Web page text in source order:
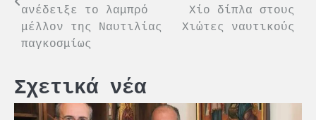
ανέδειξε το λαμπρό
μέλλον της Ναυτιλίας
παγκοσμίως
Χίο δίπλα στους
Χιώτες ναυτικούς
Σχετικά νέα